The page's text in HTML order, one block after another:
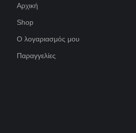
Αρχική
Shop
Ο λογαριασμός μου
Παραγγελίες